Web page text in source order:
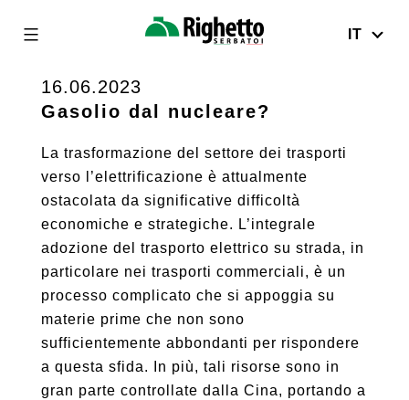
Righetto
IT
16.06.2023
Gasolio dal nucleare?
La trasformazione del settore dei trasporti
verso l’elettrificazione è attualmente
ostacolata da significative difficoltà
economiche e strategiche. L’integrale
adozione del trasporto elettrico su strada, in
particolare nei trasporti commerciali, è un
processo complicato che si appoggia su
materie prime che non sono
sufficientemente abbondanti per rispondere
a questa sfida. In più, tali risorse sono in
gran parte controllate dalla Cina, portando a